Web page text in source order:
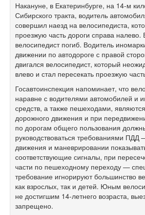
Накануне, в Екатеринбурге, на 14-м
Сибирского тракта, водитель
совершил наезд на велосипедиста,
проезжую часть дороги справа налево.
велосипедист погиб. Водитель
движении по автодороге с правой
двигался велосипедист, который
влево и стал пересекать проезжую
Госавтоинспекция напоминает, что
наравне с водителями автомобилей и
средств, а также пешеходами,
дорожного движения и при
по дорогам общего пользования
руководствоваться требованиями ПДД
движения и маневрировании
соответствующие сигналы, при
части по пешеходному переходу —
требование игнорируют большинство
как взрослых, так и детей. Юным
не достигшим 14-летнего возраста,
запрещено.